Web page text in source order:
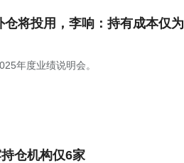
将投用，李响：持有成本仅为
年度业绩说明会。
仓机构仅6家